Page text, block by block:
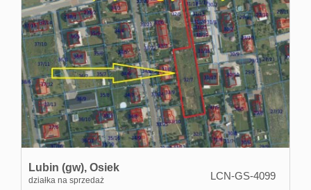
Lubin (gw), Osiek
działka na sprzedaż LCN-GS-4099